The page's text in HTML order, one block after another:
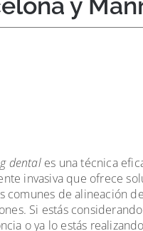
dentales una técnica
invasiva que ofrece
comunes de alineación
Si estás
o ya lo estás